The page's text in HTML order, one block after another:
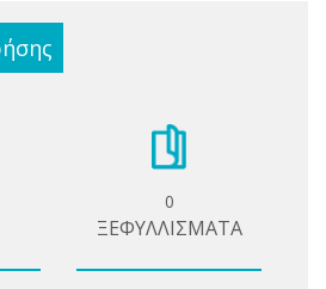
0
ΞΕΦΥΛΛΙΣΜΑΤΑ